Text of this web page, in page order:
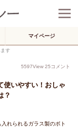
マイページ
す
5597View 25コメント
使いやすい！おしゃ
？
れられるガラス製のボト